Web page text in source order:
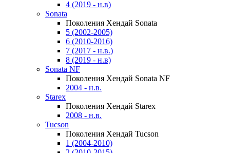
4 (2019 - н.в)
Sonata
Поколения Хендай Sonata
5 (2002-2005)
6 (2010-2016)
7 (2017 - н.в.)
8 (2019 - н.в)
Sonata NF
Поколения Хендай Sonata NF
2004 - н.в.
Starex
Поколения Хендай Starex
2008 - н.в.
Tucson
Поколения Хендай Tucson
1 (2004-2010)